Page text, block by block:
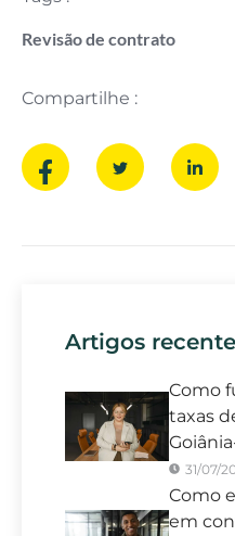
Revisão de contrato
Compartilhe :
Artigos
Como
taxas
31/07/
Como
em